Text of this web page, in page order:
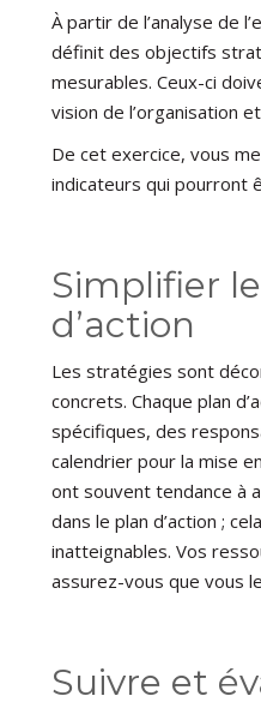
À partir de l’analyse de
définit des objectifs
mesurables. Ceux-ci
vision de l’organisation
De cet exercice, vous
indicateurs qui pourront
Simplifier
d’action
Les stratégies sont
concrets. Chaque plan
spécifiques, des
calendrier pour la mise
ont souvent tendance à
dans le plan d’action ;
inatteignables. Vos
assurez-vous que vous
Suivre et